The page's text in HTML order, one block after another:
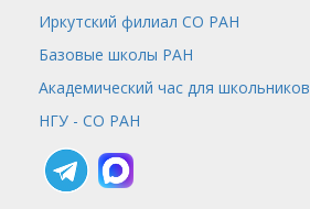
Иркутский филиал СО РАН
Базовые школы РАН
Академический час для школьников
НГУ - СО РАН